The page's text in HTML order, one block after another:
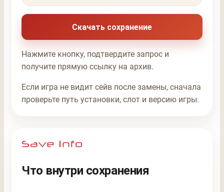
Скачать сохранение
Нажмите кнопку, подтвердите запрос и
получите прямую ссылку на архив.
Если игра не видит сейв после замены, сначала
проверьте путь установки, слот и версию игры.
Что внутри сохранения